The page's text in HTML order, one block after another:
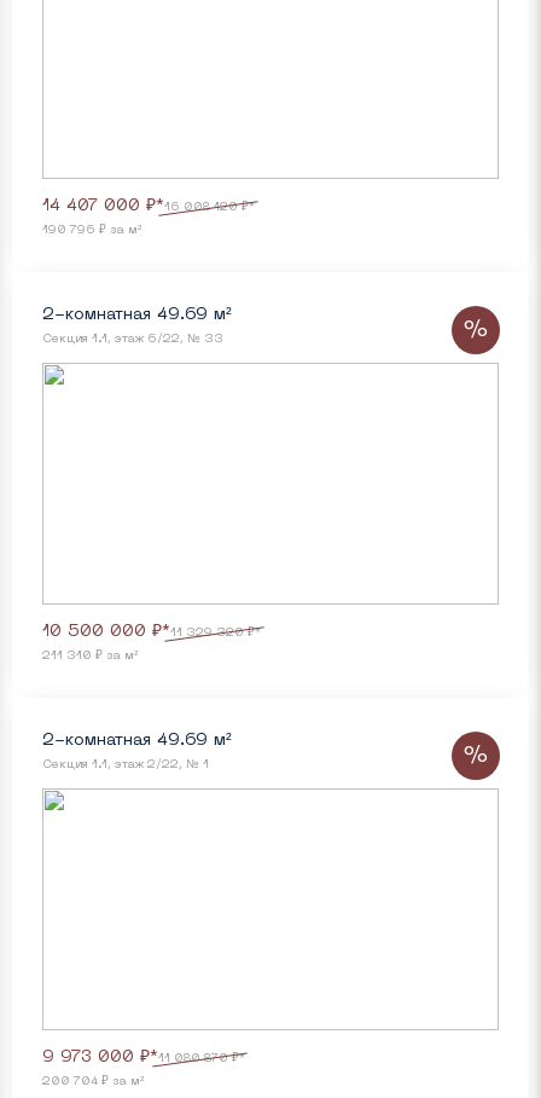
14 407 000 ₽*16 008 120 ₽*
190 796 ₽ за м²
2-комнатная 49.69 м²
Секция 1.1, этаж 6/22, № 33
10 500 000 ₽*11 329 320 ₽*
211 310 ₽ за м²
%
2-комнатная 49.69 м²
Секция 1.1, этаж 2/22, № 1
9 973 000 ₽*11 080 870 ₽*
200 704 ₽ за м²
%